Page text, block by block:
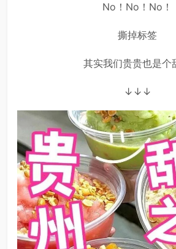
No！No！No！
撕掉标签
其实我们贵贵也是个
↓↓↓